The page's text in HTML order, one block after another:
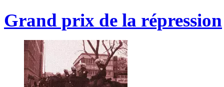
Grand prix de la répression